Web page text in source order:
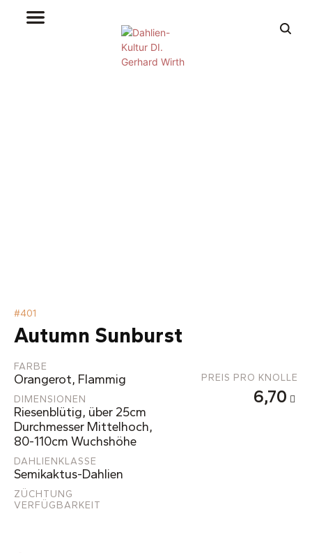
#401
Autumn Sunburst
FARBE
Orangerot, Flammig
DIMENSIONEN
Riesenblütig, über 25cm
Durchmesser Mittelhoch,
80-110cm Wuchshöhe
PREIS PRO KNOLLE
6,70
DAHLIENKLASSE
Semikaktus-Dahlien
ZÜCHTUNG
VERFÜGBARKEIT